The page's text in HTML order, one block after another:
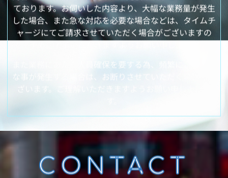
ております。お伺いした内容より、大幅な業務量が発生
した場合、また急な対応を必要な場合などは、タイムチ
ャージにてご請求させていただく場合がございますの
で、予めご了承いただきますようお願い申し上げます。
また業務にあたり人員確保を要する為、頻繁にこのよう
な事が発生する場合は、お断りさせていただく場合もご
ざいます。ご理解いただきますようお願い申し上げま
CONTACT